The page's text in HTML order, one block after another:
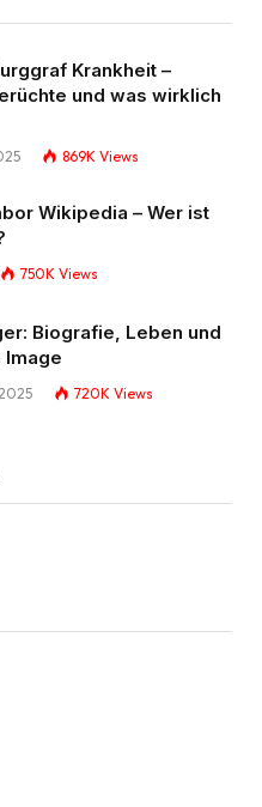
Krankheit –
und was wirklich
869K Views
Wikipedia – Wer ist
750K Views
Biografie, Leben und
720K Views